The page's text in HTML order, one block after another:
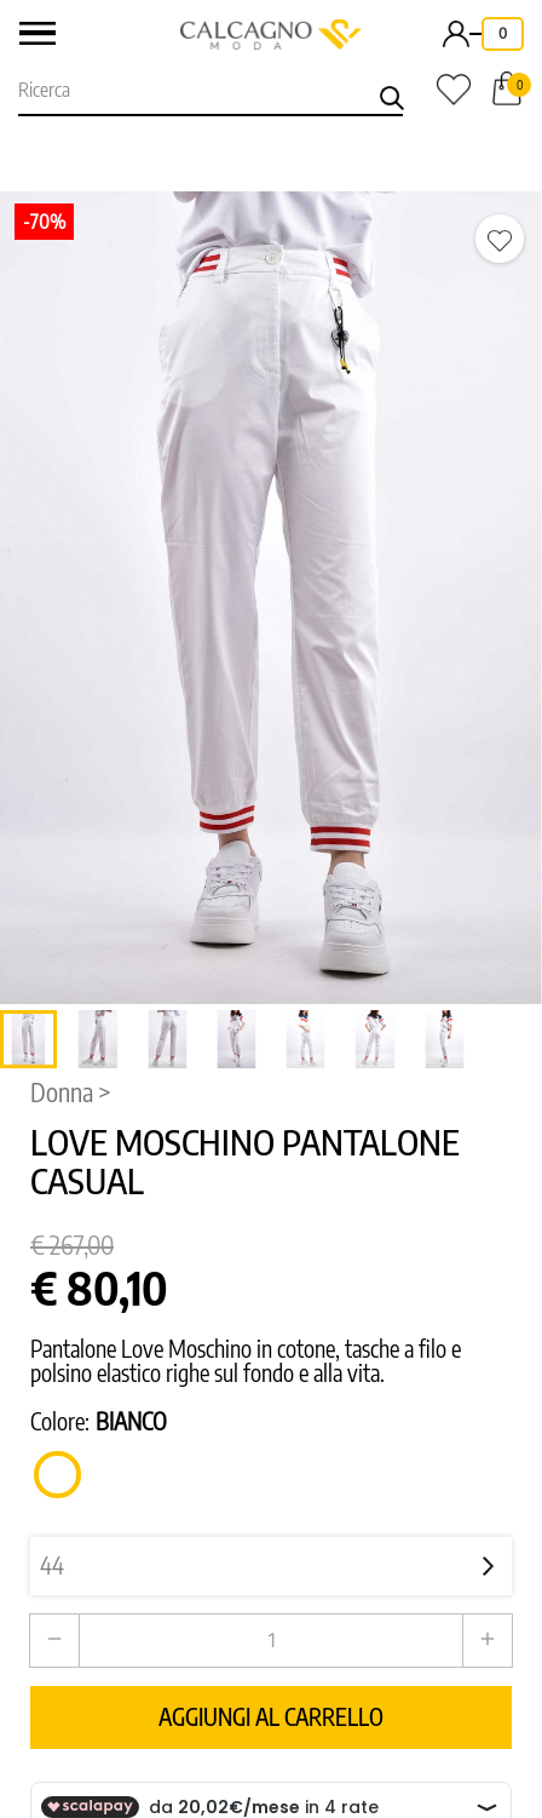
- 0
0
-70%
Donna >
LOVE MOSCHINO PANTALONE
CASUAL
€ 267,00
€ 80,10
Pantalone Love Moschino in cotone, tasche a filo e
polsino elastico righe sul fondo e alla vita.
Colore: BIANCO
BIANCO
remove add
AGGIUNGI AL CARRELLO